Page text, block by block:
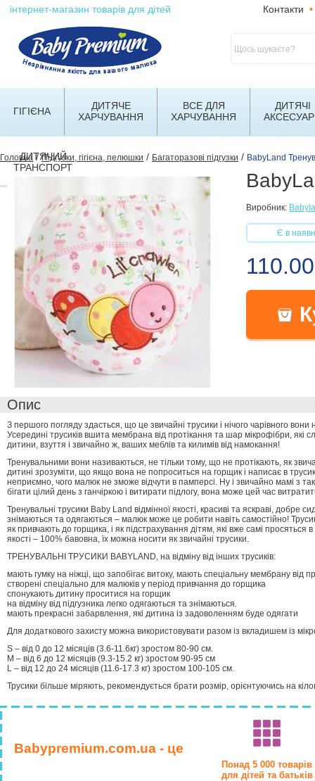
інтернет-магазин товарів для дітей Контакти •
ГІГІЄНА
ДИТЯЧЕ
ХАРЧУВАННЯ
ВСЕ ДЛЯ
ХАРЧУВАННЯ
ДИТЯЧІ
ДИТЯЧИЙ
ТРАНСПОРТ
Головна/Підгузки, гігієна, пелюшки / Багаторазові підгузки / BabyLand
Виробник:
Є в
110.00
Опис
З першого погляду здасться, що це звичайні трусики і нічого чарівного
Усередині трусиків вшита мембрана від протікання та шар мікрофібри, які
дитини, взуття і звичайно ж, ваших меблів та килимів від намокання!
Тренувальними вони називаються, не тільки тому, що не протікають, як
дитині зрозуміти, що якщо вона не попроситься на горщик і написає в
неприємно, чого малюк не зможе відчути в памперсі. Ну і звичайно мамі з
бігати цілий день з ганчіркою і витирати підлогу, вона може цей час
Тренувальні трусики Baby Land відмінної якості, красиві та яскраві, добре
знімаються та одягаються – малюк може це робити навіть самостійно!
як привчають до горщика, і як підстрахування дітям, які вже самі просяться в
якості – 100% бавовна, їх можна носити як звичайні трусики.
ТРЕНУВАЛЬНІ ТРУСИКИ BABYLAND, на відміну від інших трусиків:
мають гумку на ніжці, що запобігає витоку, мають спеціальну мембрану від
створені спеціально для малюків у період привчання до горщика
спонукають дитину проситися на горщик
на відміну від підгузника легко одягаються та знімаються.
мають прекрасні забарвлення, які дитина із задоволенням буде одягати
Для додаткового захисту можна використовувати разом із вкладишем із
S – від 0 до 12 місяців (3.6-11.6кг) зростом 80-90 см.
M – від 6 до 12 місяців (9.3-15.2 кг) зростом 90-95 см
L – від 12 до 24 місяців (11.6-17.3 кг) зростом 100-105 см.
Трусики більше міряють, рекомендується брати розмір, орієнтуючись на
Babypremium.com.ua - це
Понад 5 000 товарів
для дітей та батьків